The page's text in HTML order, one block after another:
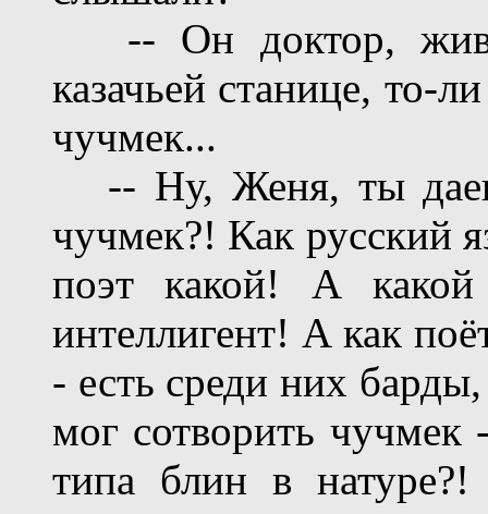
-- Он доктор,
казачьей станице, то-
чучмек...
-- Ну, Женя, ты
чучмек?! Как русский
поэт какой! А
интеллигент! А как
- есть среди них
мог сотворить
типа блин в